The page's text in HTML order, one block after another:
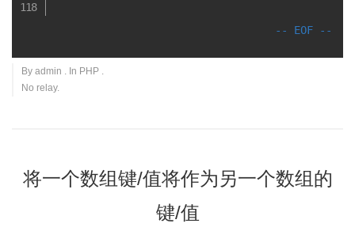
By admin . In PHP .
No relay.
将一个数组键/值将作为另一个数组的
键/值